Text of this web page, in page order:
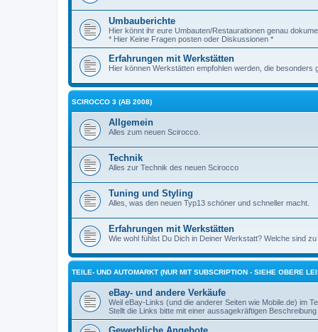
Umbauberichte
Hier könnt ihr eure Umbauten/Restaurationen genau
* Hier Keine Fragen posten oder Diskussionen *
Erfahrungen mit Werkstätten
Hier können Werkstätten empfohlen werden, die besonders
SCIROCCO 3 (AB 2008)
Allgemein
Alles zum neuen Scirocco.
Technik
Alles zur Technik des neuen Scirocco
Tuning und Styling
Alles, was den neuen Typ13 schöner und schneller macht.
Erfahrungen mit Werkstätten
Wie wohl fühlst Du Dich in Deiner Werkstatt? Welche sind
TEILE- UND AUTOMARKT (NUR MIT SUBSCRIPTION - SIEHE OBERE
eBay- und andere Verkäufe
Weil eBay-Links (und die anderer Seiten wie Mobile.de) im
Stellt die Links bitte mit einer aussagekräftigen Beschreibung